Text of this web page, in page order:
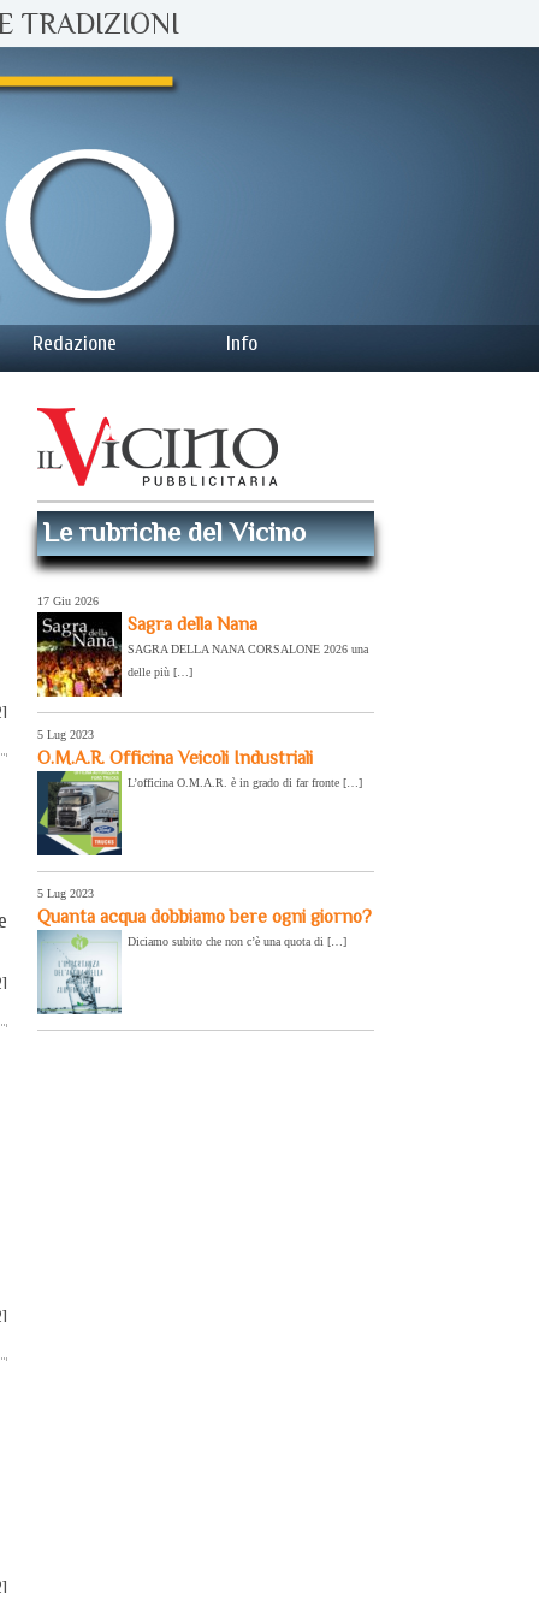
TRADIZIONI
Redazione Info
Le rubriche del Vicino
17 Giu 2026
Sagra della Nana
SAGRA DELLA NANA CORSALONE 2026 una
delle più […]
5 Lug 2023
O.M.A.R. Officina Veicoli Industriali
L’officina O.M.A.R. è in grado di far fronte […]
5 Lug 2023
Quanta acqua dobbiamo bere ogni giorno?
Diciamo subito che non c’è una quota di […]